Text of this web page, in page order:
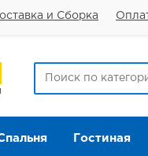
и Сборка
Гостиная